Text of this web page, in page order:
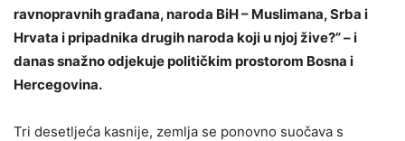
ravnopravnih građana, naroda BiH – Muslimana, Srba i
Hrvata i pripadnika drugih naroda koji u njoj žive?” – i
danas snažno odjekuje političkim prostorom Bosna i
Hercegovina.
Tri desetljeća kasnije, zemlja se ponovno suočava s